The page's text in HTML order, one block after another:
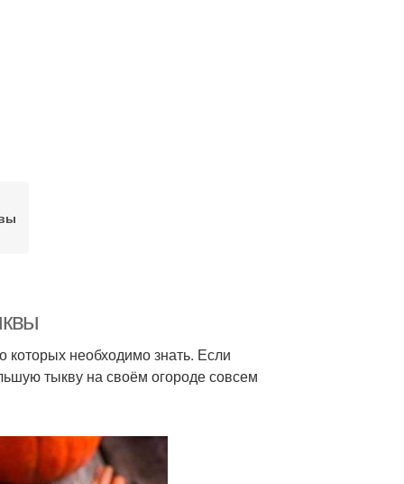
необходимо знать. Если
тыкву на своём огороде совсем